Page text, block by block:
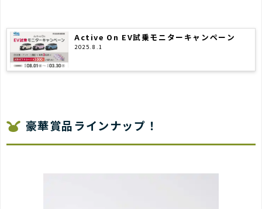
Active On EV試乗モニターキャンペーン
2025.8.1
豪華賞品ラインナップ！